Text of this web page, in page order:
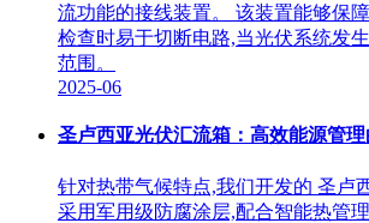
流功能的接线装置。 该装置能够保
检查时易于切断电路,当光伏系统发
范围。
2025-06
圣卢西亚光伏汇流箱：高效能源管
针对热带气候特点,我们开发的 圣卢
采用军用级防腐涂层,配合智能热管